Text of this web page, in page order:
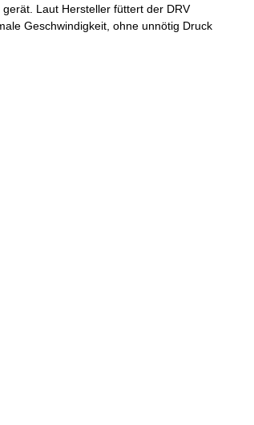
Laut Hersteller füttert der DRV
Geschwindigkeit, ohne unnötig Druck